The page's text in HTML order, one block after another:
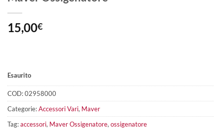
15,00€
Esaurito
COD:02958000
Categorie:Accessori Vari, Maver
Tag:accessori, Maver Ossigenatore, ossigenatore